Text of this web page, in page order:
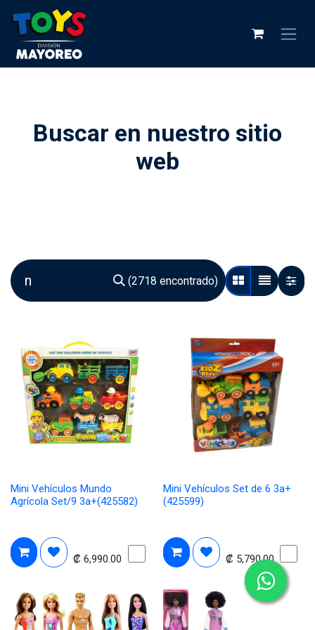
Buscar en nuestro sitio
web
(2718 encontrado)
Mini Vehículos Mundo
Agrícola Set/9 3a+(425582)
₡6,990.00
Mini Vehículos Set de 6 3a+
(425599)
₡ 5,790.00